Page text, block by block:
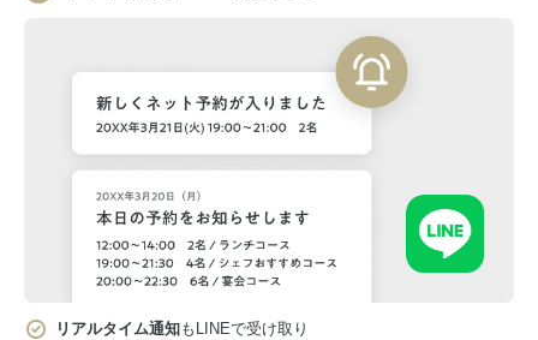
リアルタイム通知もLINEで受け取り